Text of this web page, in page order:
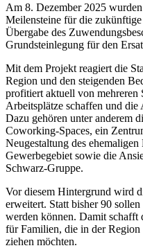
Am 8. Dezember 2025
Meilensteine für die
Übergabe des
Grundsteinlegung für den
Mit dem Projekt reagiert die
Region und den steigenden
profitiert aktuell von mehreren
Arbeitsplätze schaffen und die
Dazu gehören unter anderem
Coworking-Spaces, ein
Neugestaltung des
Gewerbegebiet sowie die
Schwarz-Gruppe.
Vor diesem Hintergrund wird
erweitert. Statt bisher 90
werden können. Damit schafft
für Familien, die in der
ziehen möchten.